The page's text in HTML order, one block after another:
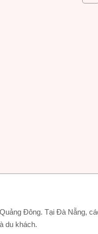
Đông. Tại Đà Nẵng,
du khách.